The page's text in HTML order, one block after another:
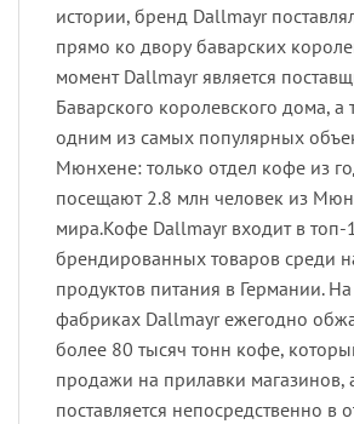
истории, бренд Dallmayr
прямо ко двору баварских
момент Dallmayr является
Баварского королевского дома, а
одним из самых популярных
Мюнхене: только отдел кофе из
посещают 2.8 млн человек из
мира.Кофе Dallmayr входит в топ-
брендированных товаров среди
продуктов питания в Германии.
фабриках Dallmayr ежегодно
более 80 тысяч тонн кофе,
продажи на прилавки магазинов,
поставляется непосредственно в